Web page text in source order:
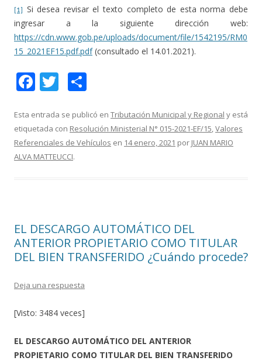
[1]
Si desea revisar el texto completo de esta norma debe
ingresar a la siguiente dirección web:
https://cdn.www.gob.pe/uploads/document/file/1542195/RM0
15_2021EF15.pdf.pdf(consultado el 14.01.2021).
F
e
b
o
T
itt
er
m
p
Esta entrada se publicó en Tributación Municipal y Regional y está
etiquetada con Resolución Ministerial N° 015-2021-EF/15,Valores
Referenciales de Vehículos en 14 enero, 2021 por JUAN MARIO
ALVA MATTEUCCI.
EL DESCARGO AUTOMÁTICO DEL
ANTERIOR PROPIETARIO COMO TITULAR
DEL BIEN TRANSFERIDO ¿Cuándo procede?
Deja una respuesta
[Visto: 3484 veces]
EL DESCARGO AUTOMÁTICO DEL ANTERIOR
PROPIETARIO COMO TITULAR DEL BIEN TRANSFERIDO